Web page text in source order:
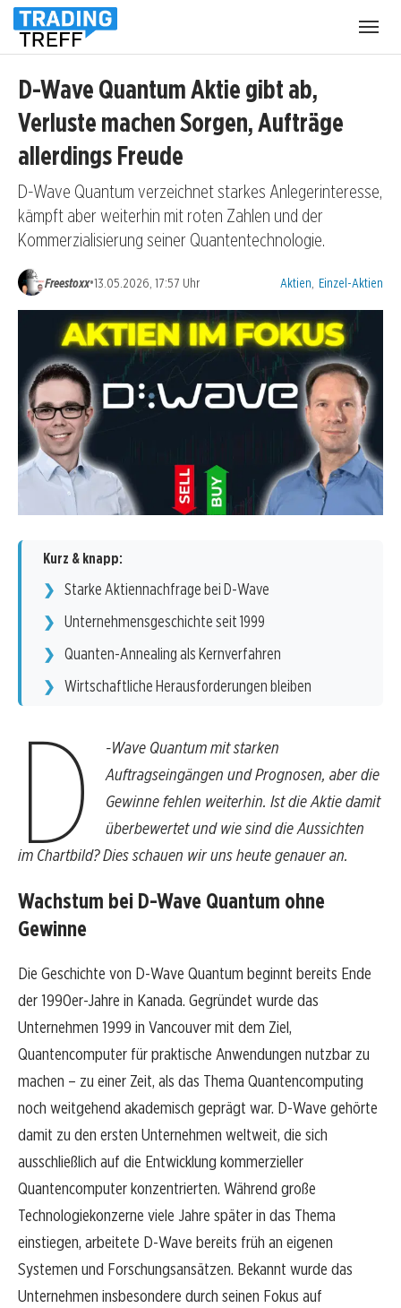
D-Wave Quantum Aktie gibt ab,
Verluste machen Sorgen, Aufträge
allerdings Freude
D-Wave Quantum verzeichnet starkes Anlegerinteresse,
kämpft aber weiterhin mit roten Zahlen und der
Kommerzialisierung seiner Quantentechnologie.
Freestoxx•13.05.2026, 17:57 Uhr Kategorien:
Aktien Einzel-Aktien
Kurz & knapp:
Starke Aktiennachfrage bei D-Wave
Unternehmensgeschichte seit 1999
Quanten-Annealing als Kernverfahren
Wirtschaftliche Herausforderungen bleiben
D
-Wave Quantum mit starken
Auftragseingängen und Prognosen, aber die
Gewinne fehlen weiterhin. Ist die Aktie damit
überbewertet und wie sind die Aussichten
im Chartbild? Dies schauen wir uns heute genauer an.
Wachstum bei D-Wave Quantum ohne
Gewinne
Die Geschichte von D-Wave Quantum beginnt bereits Ende
der 1990er-Jahre in Kanada. Gegründet wurde das
Unternehmen 1999 in Vancouver mit dem Ziel,
Quantencomputer für praktische Anwendungen nutzbar zu
machen – zu einer Zeit, als das Thema Quantencomputing
noch weitgehend akademisch geprägt war. D-Wave gehörte
damit zu den ersten Unternehmen weltweit, die sich
ausschließlich auf die Entwicklung kommerzieller
Quantencomputer konzentrierten. Während große
Technologiekonzerne viele Jahre später in das Thema
einstiegen, arbeitete D-Wave bereits früh an eigenen
Systemen und Forschungsansätzen. Bekannt wurde das
Unternehmen insbesondere durch seinen Fokus auf